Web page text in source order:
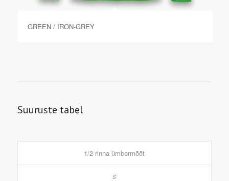
GREEN / IRON-GREY
Suuruste tabel
1/2 rinna ümbermõõt